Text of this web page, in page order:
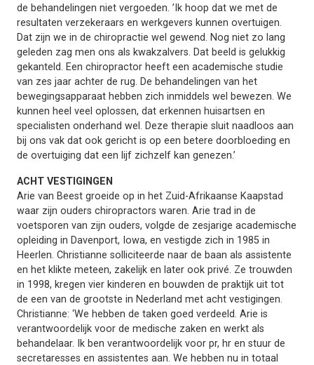
de behandelingen niet vergoeden. ’Ik hoop dat we met de
resultaten verzekeraars en werkgevers kunnen overtuigen.
Dat zijn we in de chiropractie wel gewend. Nog niet zo lang
geleden zag men ons als kwakzalvers. Dat beeld is gelukkig
gekanteld. Een chiropractor heeft een academische studie
van zes jaar achter de rug. De behandelingen van het
bewegingsapparaat hebben zich inmiddels wel bewezen. We
kunnen heel veel oplossen, dat erkennen huisartsen en
specialisten onderhand wel. Deze therapie sluit naadloos aan
bij ons vak dat ook gericht is op een betere doorbloeding en
de overtuiging dat een lijf zichzelf kan genezen.’
ACHT VESTIGINGEN
Arie van Beest groeide op in het Zuid-Afrikaanse Kaapstad
waar zijn ouders chiropractors waren. Arie trad in de
voetsporen van zijn ouders, volgde de zesjarige academische
opleiding in Davenport, Iowa, en vestigde zich in 1985 in
Heerlen. Christianne solliciteerde naar de baan als assistente
en het klikte meteen, zakelijk en later ook privé. Ze trouwden
in 1998, kregen vier kinderen en bouwden de praktijk uit tot
de een van de grootste in Nederland met acht vestigingen.
Christianne: ‘We hebben de taken goed verdeeld. Arie is
verantwoordelijk voor de medische zaken en werkt als
behandelaar. Ik ben verantwoordelijk voor pr, hr en stuur de
secretaresses en assistentes aan. We hebben nu in totaal